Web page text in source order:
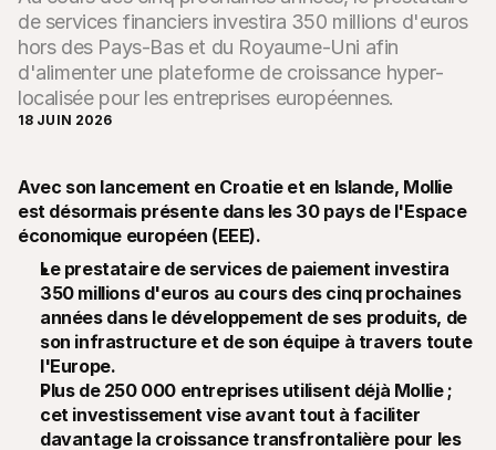
Découvrez les ressources de développement et les mises à
jour
Bibliothèques
Intégrez Mollie avec des packages prêts à l'emploi
Communauté Discord
Rejoignez notre communauté de développeurs
À propos de Mollie
Tarifs
Consultez nos tarifs
À propos
Notre histoire et nos valeurs
Actualités
Lire les dernières actualités de
Mollie
de services financiers investira 350 millions d'euros
hors des Pays-Bas et du Royaume-Uni afin
d'alimenter une plateforme de croissance hyper-
localisée pour les entreprises européennes.
18 JUIN 2026
Avec son lancement en Croatie et en Islande, Mollie
est désormais présente dans les 30 pays de l'Espace
économique européen (EEE).
Le prestataire de services de paiement investira
350 millions d'euros au cours des cinq prochaines
années dans le développement de ses produits, de
son infrastructure et de son équipe à travers toute
l'Europe.
Plus de 250 000 entreprises utilisent déjà Mollie ;
cet investissement vise avant tout à faciliter
davantage la croissance transfrontalière pour les